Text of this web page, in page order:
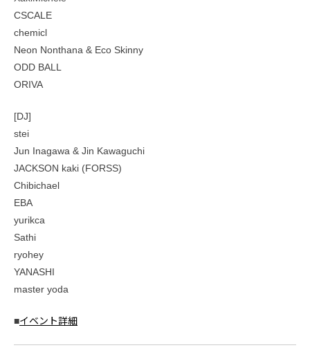
CSCALE
chemicl
Neon Nonthana & Eco Skinny
ODD BALL
ORIVA
[DJ]
stei
Jun Inagawa & Jin Kawaguchi
JACKSON kaki (FORSS)
Chibichael
EBA
yurikca
Sathi
ryohey
YANASHI
master yoda
■イベント詳細